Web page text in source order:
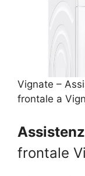
Vignate –
frontale a
frontale